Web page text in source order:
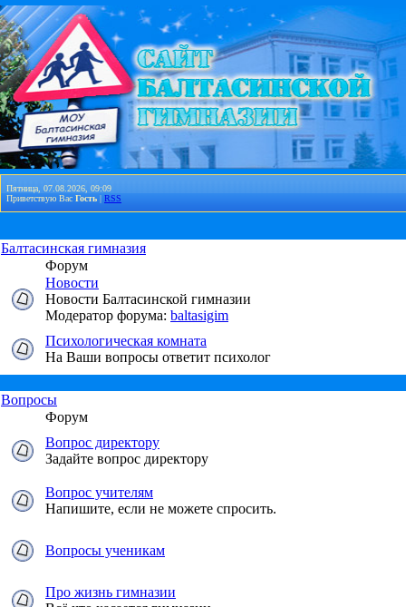
Пятница, 07.08.2026, 09:09
Приветствую Вас Гость | RSS
Балтасинская гимназия
Форум
Новости
Новости Балтасинской гимназии
Модератор форума: baltasigim
Психологическая комната
На Ваши вопросы ответит психолог
Вопросы
Форум
Вопрос директору
Задайте вопрос директору
Вопрос учителям
Напишите, если не можете спросить.
Вопросы ученикам
Про жизнь гимназии